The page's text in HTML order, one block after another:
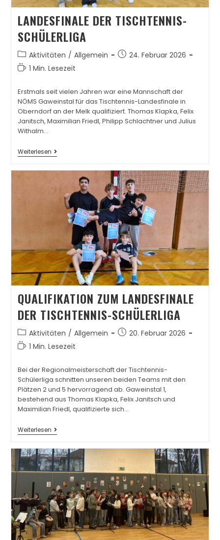
LANDESFINALE DER TISCHTENNIS-
SCHÜLERLIGA
Aktivitäten / Allgemein
24. Februar 2026
1 Min. Lesezeit
Erstmals seit vielen Jahren war eine Mannschaft der
NÖMS Gaweinstal für das Tischtennis-Landesfinale in
Oberndorf an der Melk qualifiziert. Thomas Klapka, Felix
Janitsch, Maximilian Friedl, Philipp Schlachtner und Julius
Withalm…
Weiterlesen
QUALIFIKATION ZUM LANDESFINALE
DER TISCHTENNIS-SCHÜLERLIGA
Aktivitäten / Allgemein
20. Februar 2026
1 Min. Lesezeit
Bei der Regionalmeisterschaft der Tischtennis-
Schülerliga schnitten unseren beiden Teams mit den
Plätzen 2 und 5 hervorragend ab. Gaweinstal 1,
bestehend aus Thomas Klapka, Felix Janitsch und
Maximilian Friedl, qualifizierte sich…
Weiterlesen